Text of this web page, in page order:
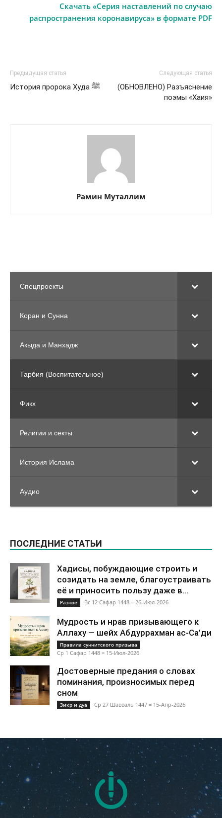
Скачать «Серия наставлений по случаю
распространения коронавируса» в формате PDF
Предыдущая статья
История пророка Худа ﷺ
Следующая статья
(ОБНОВЛЕНО) Разъяснение
поэмы «Хаия»
Рамин Муталлим
Спецпроекты
Коран и Сунна
Акыда и Манхадж
Тарбия (Воспитательное)
Фикх
Религии и секты
История Ислама
Аудио
ПОСЛЕДНИЕ СТАТЬИ
Хадисы, побуждающие строить и
созидать на земле, благоустраивать
её и приносить пользу даже в...
Разное Вс 12 Сафар 1448 = 26-Июл-2026
Мудрость и нрав призывающего к
Аллаху — шейх Абдуррахман ас-Са’ди
Правила суннитского призыва
Ср 1 Сафар 1448 = 15-Июл-2026
Достоверные предания о словах
поминания, произносимых перед
сном
Зикр и дуа Ср 27 Шавваль 1447 = 15-Апр-2026